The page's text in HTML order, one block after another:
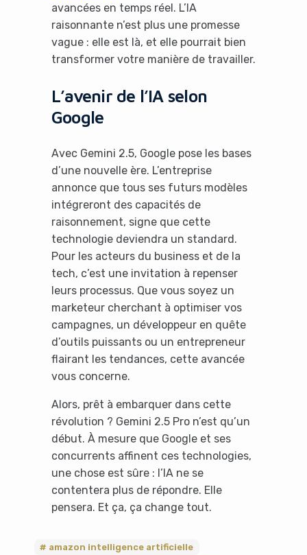
avancées en temps réel. L’IA
raisonnante n’est plus une promesse
vague : elle est là, et elle pourrait bien
transformer votre manière de travailler.
L’avenir de l’IA selon
Google
Avec Gemini 2.5, Google pose les bases
d’une nouvelle ère. L’entreprise
annonce que tous ses futurs modèles
intégreront des capacités de
raisonnement, signe que cette
technologie deviendra un standard.
Pour les acteurs du business et de la
tech, c’est une invitation à repenser
leurs processus. Que vous soyez un
marketeur cherchant à optimiser vos
campagnes, un développeur en quête
d’outils puissants ou un entrepreneur
flairant les tendances, cette avancée
vous concerne.
Alors, prêt à embarquer dans cette
révolution ? Gemini 2.5 Pro n’est qu’un
début. À mesure que Google et ses
concurrents affinent ces technologies,
une chose est sûre : l’IA ne se
contentera plus de répondre. Elle
pensera. Et ça, ça change tout.
amazon intelligence artificielle